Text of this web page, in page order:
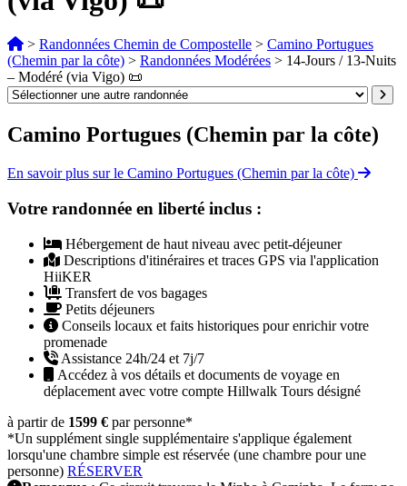
> Randonnées Chemin de Compostelle > Camino Portugues
(Chemin par la côte) > Randonnées Modérées > 14-Jours / 13-Nuits
– Modéré (via Vigo) 📜
Camino Portugues (Chemin par la côte)
En savoir plus sur le Camino Portugues (Chemin par la côte)
Votre randonnée en liberté inclus :
Hébergement de haut niveau avec petit-déjeuner
Descriptions d'itinéraires et traces GPS via l'application
HiiKER
Transfert de vos bagages
Petits déjeuners
Conseils locaux et faits historiques pour enrichir votre
promenade
Assistance 24h/24 et 7j/7
Accédez à vos détails et documents de voyage en
déplacement avec votre compte Hillwalk Tours désigné
à partir de 1599 € par personne*
*Un supplément single supplémentaire s'applique également
lorsqu'une chambre simple est réservée (une chambre pour une
personne) RÉSERVER